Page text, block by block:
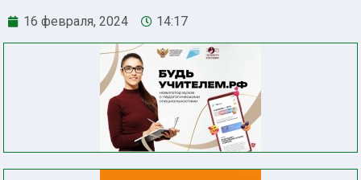
16 февраля, 2024 14:17